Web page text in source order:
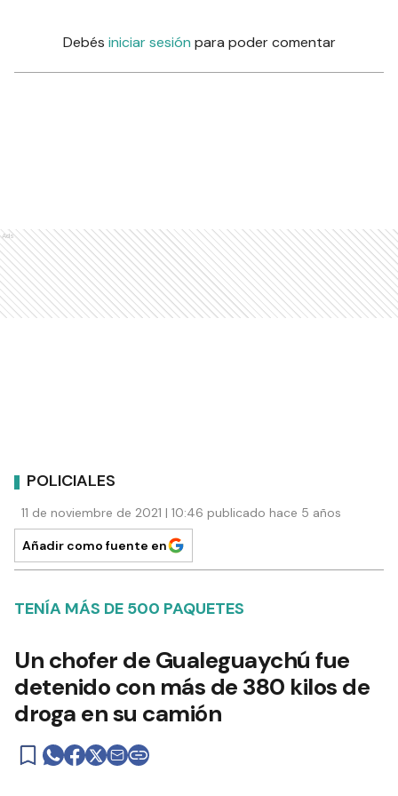
Debés iniciar sesión para poder comentar
Ads
POLICIALES
11 de noviembre de 2021 | 10:46 publicado hace 5 años
Añadir como fuente en
TENÍA MÁS DE 500 PAQUETES
Un chofer de Gualeguaychú fue
detenido con más de 380 kilos de
droga en su camión